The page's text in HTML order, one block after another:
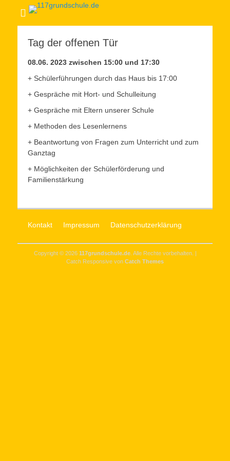
Tag der offenen Tür
08.06. 2023 zwischen 15:00 und 17:30
+ Schülerführungen durch das Haus bis 17:00
+ Gespräche mit Hort- und Schulleitung
+ Gespräche mit Eltern unserer Schule
+ Methoden des Lesenlernens
+ Beantwortung von Fragen zum Unterricht und zum
Ganztag
+ Möglichkeiten der Schülerförderung und
Familienstärkung
Kontakt Impressum Datenschutzerklärung
Copyright © 2026 117grundschule.de. Alle Rechte vorbehalten. |
Catch Responsive von Catch Themes